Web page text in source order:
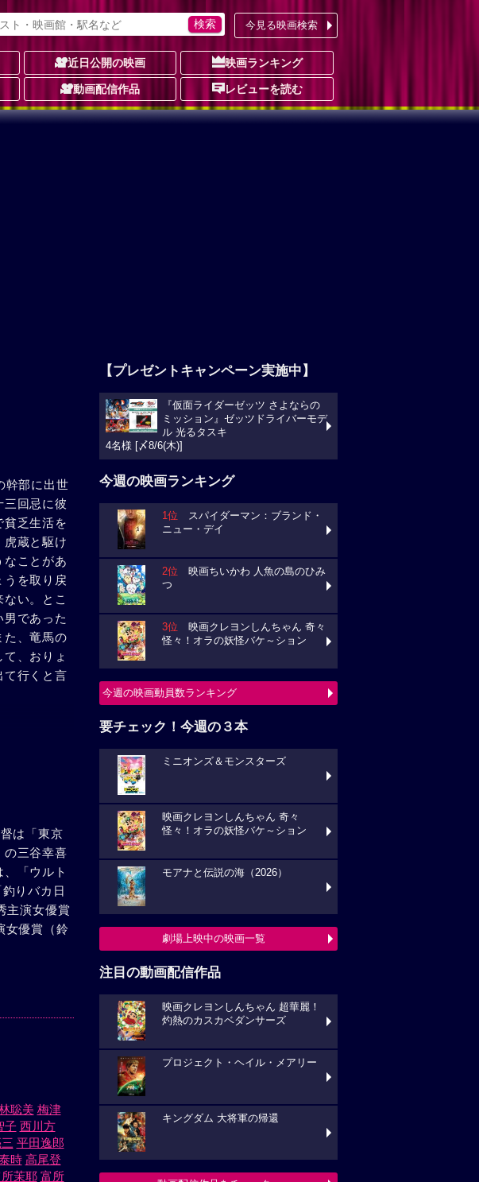
今見る映画検索
近日公開の映画 映画ランキング
動画配信作品 レビューを読む
幹部に出世
三回忌に彼
乏生活を
蔵と駆け
ことがあ
うを取り戻
い。とこ
であった
た、竜馬の
、おりょ
て行くと言
は「東京
の三谷幸喜
「ウルト
りバカ日
主演女優賞
女優賞（鈴
聡美 梅津
子 西川方
平田逸郎
時 高尾登
茉耶 富所
【プレゼントキャンペーン実施中】
『仮面ライダーゼッツ さよならの
ミッション』ゼッツドライバーモデ
ル 光るタスキ
4名様 [〆8/6(木)]
今週の映画ランキング
1位 スパイダーマン：ブランド・
ニュー・デイ
2位 映画ちいかわ 人魚の島のひみ
つ
3位 映画クレヨンしんちゃん 奇々
怪々！オラの妖怪バケ～ション
今週の映画動員数ランキング
要チェック！今週の３本
ミニオンズ＆モンスターズ
映画クレヨンしんちゃん 奇々
怪々！オラの妖怪バケ～ション
モアナと伝説の海（2026）
劇場上映中の映画一覧
注目の動画配信作品
映画クレヨンしんちゃん 超華麗！
灼熱のカスカベダンサーズ
プロジェクト・ヘイル・メアリー
キングダム 大将軍の帰還